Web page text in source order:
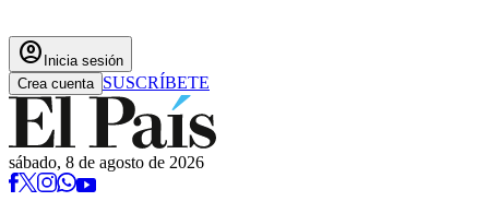
account_circle Inicia sesión
Crea cuenta SUSCRÍBETE
sábado, 8 de agosto de 2026